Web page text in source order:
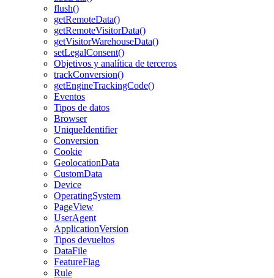
flush()
getRemoteData()
getRemoteVisitorData()
getVisitorWarehouseData()
setLegalConsent()
Objetivos y analítica de terceros
trackConversion()
getEngineTrackingCode()
Eventos
Tipos de datos
Browser
UniqueIdentifier
Conversion
Cookie
GeolocationData
CustomData
Device
OperatingSystem
PageView
UserAgent
ApplicationVersion
Tipos devueltos
DataFile
FeatureFlag
Rule